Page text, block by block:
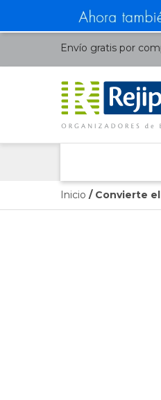
Envío gratis por
Inicio / Convierte